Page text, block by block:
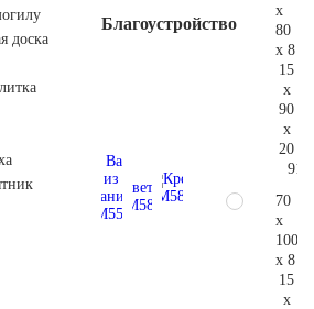
доска
Благоустройство
x
80
x 8
15
x
90
x
20
70
x
100
x 8
15
x